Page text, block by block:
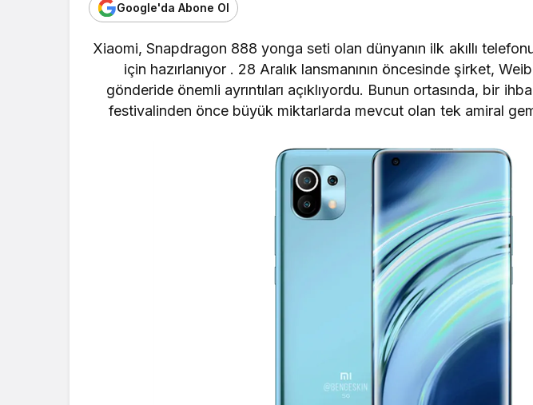
Google'da Abone Ol
Xiaomi, Snapdragon 888 yonga seti olan dünyanın ilk akıllı
için hazırlanıyor . 28 Aralık lansmanının öncesinde şirket,
gönderide önemli ayrıntıları açıklıyordu. Bunun ortasında, bir
festivalinden önce büyük miktarlarda mevcut olan tek amiral